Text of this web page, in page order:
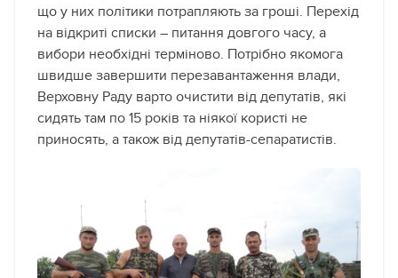
що у них політики потрапляють за гроші. Перехід
на відкриті списки – питання довгого часу, а
вибори необхідні терміново. Потрібно якомога
швидше завершити перезавантаження влади,
Верховну Раду варто очистити від депутатів, які
сидять там по 15 років та ніякої користі не
приносять, а також від депутатів-сепаратистів.